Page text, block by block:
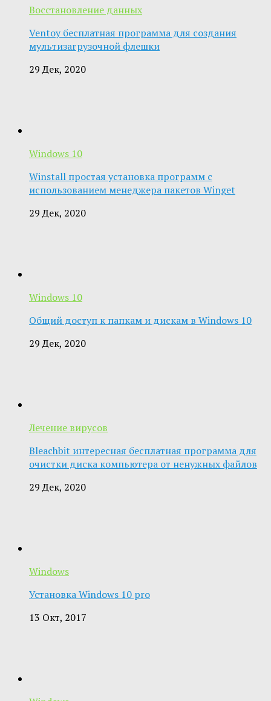
Восстановление данных
Ventoy бесплатная программа для создания
мультизагрузочной флешки
29 Дек, 2020
Windows 10
Winstall простая установка программ с
использованием менеджера пакетов Winget
29 Дек, 2020
Windows 10
Общий доступ к папкам и дискам в Windows 10
29 Дек, 2020
Лечение вирусов
Bleachbit интересная бесплатная программа для
очистки диска компьютера от ненужных файлов
29 Дек, 2020
Windows
Установка Windows 10 pro
13 Окт, 2017